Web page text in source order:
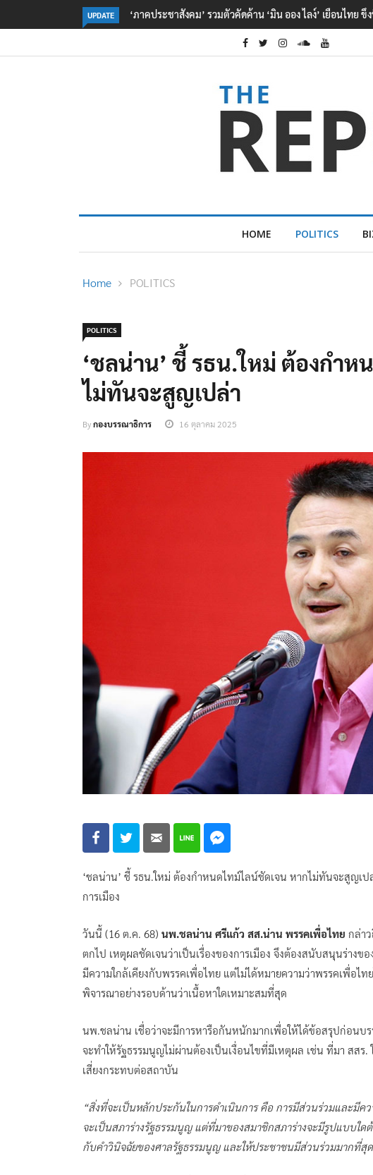
UPDATE
ขึงป้าย ‘ไม่ต้อนรับอาชญากร’ กรมอุทยานฯ ชี้ เสือโคร่งทำร้าย จนท.ห้วยขาแข้งเป็นลูกเสือวั
ข่าย ‘เสือกินคน’
HOME POLITICS
Home POLITICS
POLITICS
‘ชลน่าน’ ชี้ รธน.ใหม่ ต้องกำ
ไม่ทันจะสูญเปล่า
Byกองบรรณาธิการ 16 ตุลาคม 2025
‘ชลน่าน’ ชี้ รธน.ใหม่ ต้องกำหนดไทม์ไลน์ชัดเจน หากไม่ทันจะสูญเป
การเมือง
วันนี้ (16 ต.ค. 68) นพ.ชลน่าน ศรีแก้ว สส.น่าน พรรคเพื่อไทย กล่า
ตกไป เหตุผลชัดเจนว่าเป็นเรื่องของการเมือง จึงต้องสนับสนุนร่าง
มีความใกล้เคียงกับพรรคเพื่อไทย แต่ไม่ได้หมายความว่าพรรคเพื่อไ
พิจารณาอย่างรอบด้านว่าเนื้อหาใดเหมาะสมที่สุด
นพ.ชลน่าน เชื่อว่าจะมีการหารือกันหนักมากเพื่อให้ได้ข้อสรุปก่อนบร
จะทำให้รัฐธรรมนูญไม่ผ่านต้องเป็นเงื่อนไขที่มีเหตุผล เช่น ที่มา สส
เสี่ยงกระทบต่อสถาบัน
“สิ่งที่จะเป็นหลักประกันในการดำเนินการ คือ การมีส่วนร่วมและมี
จะเป็นสภาร่างรัฐธรรมนูญ แต่ที่มาของสมาชิกสภาร่างจะมีรูปแบบใ
กับคำวินิจฉัยของศาลรัฐธรรมนูญ และให้ประชาชนมีส่วนร่วมมากที่สุ